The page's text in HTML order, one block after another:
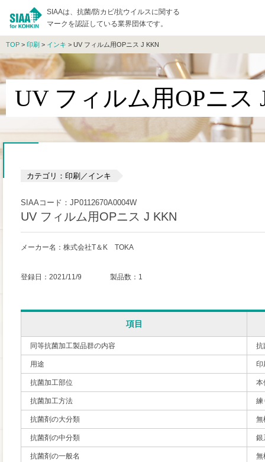
SIAAは、抗菌/防カビ/抗ウイルスに関する
マークを認証している業界団体です。
TOP > 印刷 > インキ > UV フィルム用OPニス J KKN
UV フィルム用OPニス
カテゴリ：印刷／インキ
SIAAコード：JP0112670A0004W
UV フィルム用OPニス J KKN
メーカー名：株式会社T＆K TOKA
登録日：2021/11/9 製品数：1
項目
同等抗菌加工製品群の内容 抗
用途 印
抗菌加工部位 本
抗菌加工方法 練
抗菌剤の大分類 無
抗菌剤の中分類 銀
抗菌剤の一般名 無